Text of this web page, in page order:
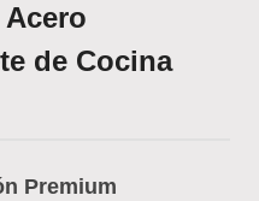
de Cocina
Premium